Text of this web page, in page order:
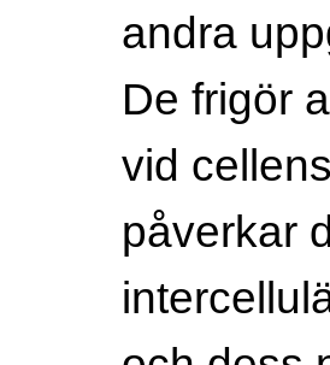
andra
De frigör
vid
påverkar